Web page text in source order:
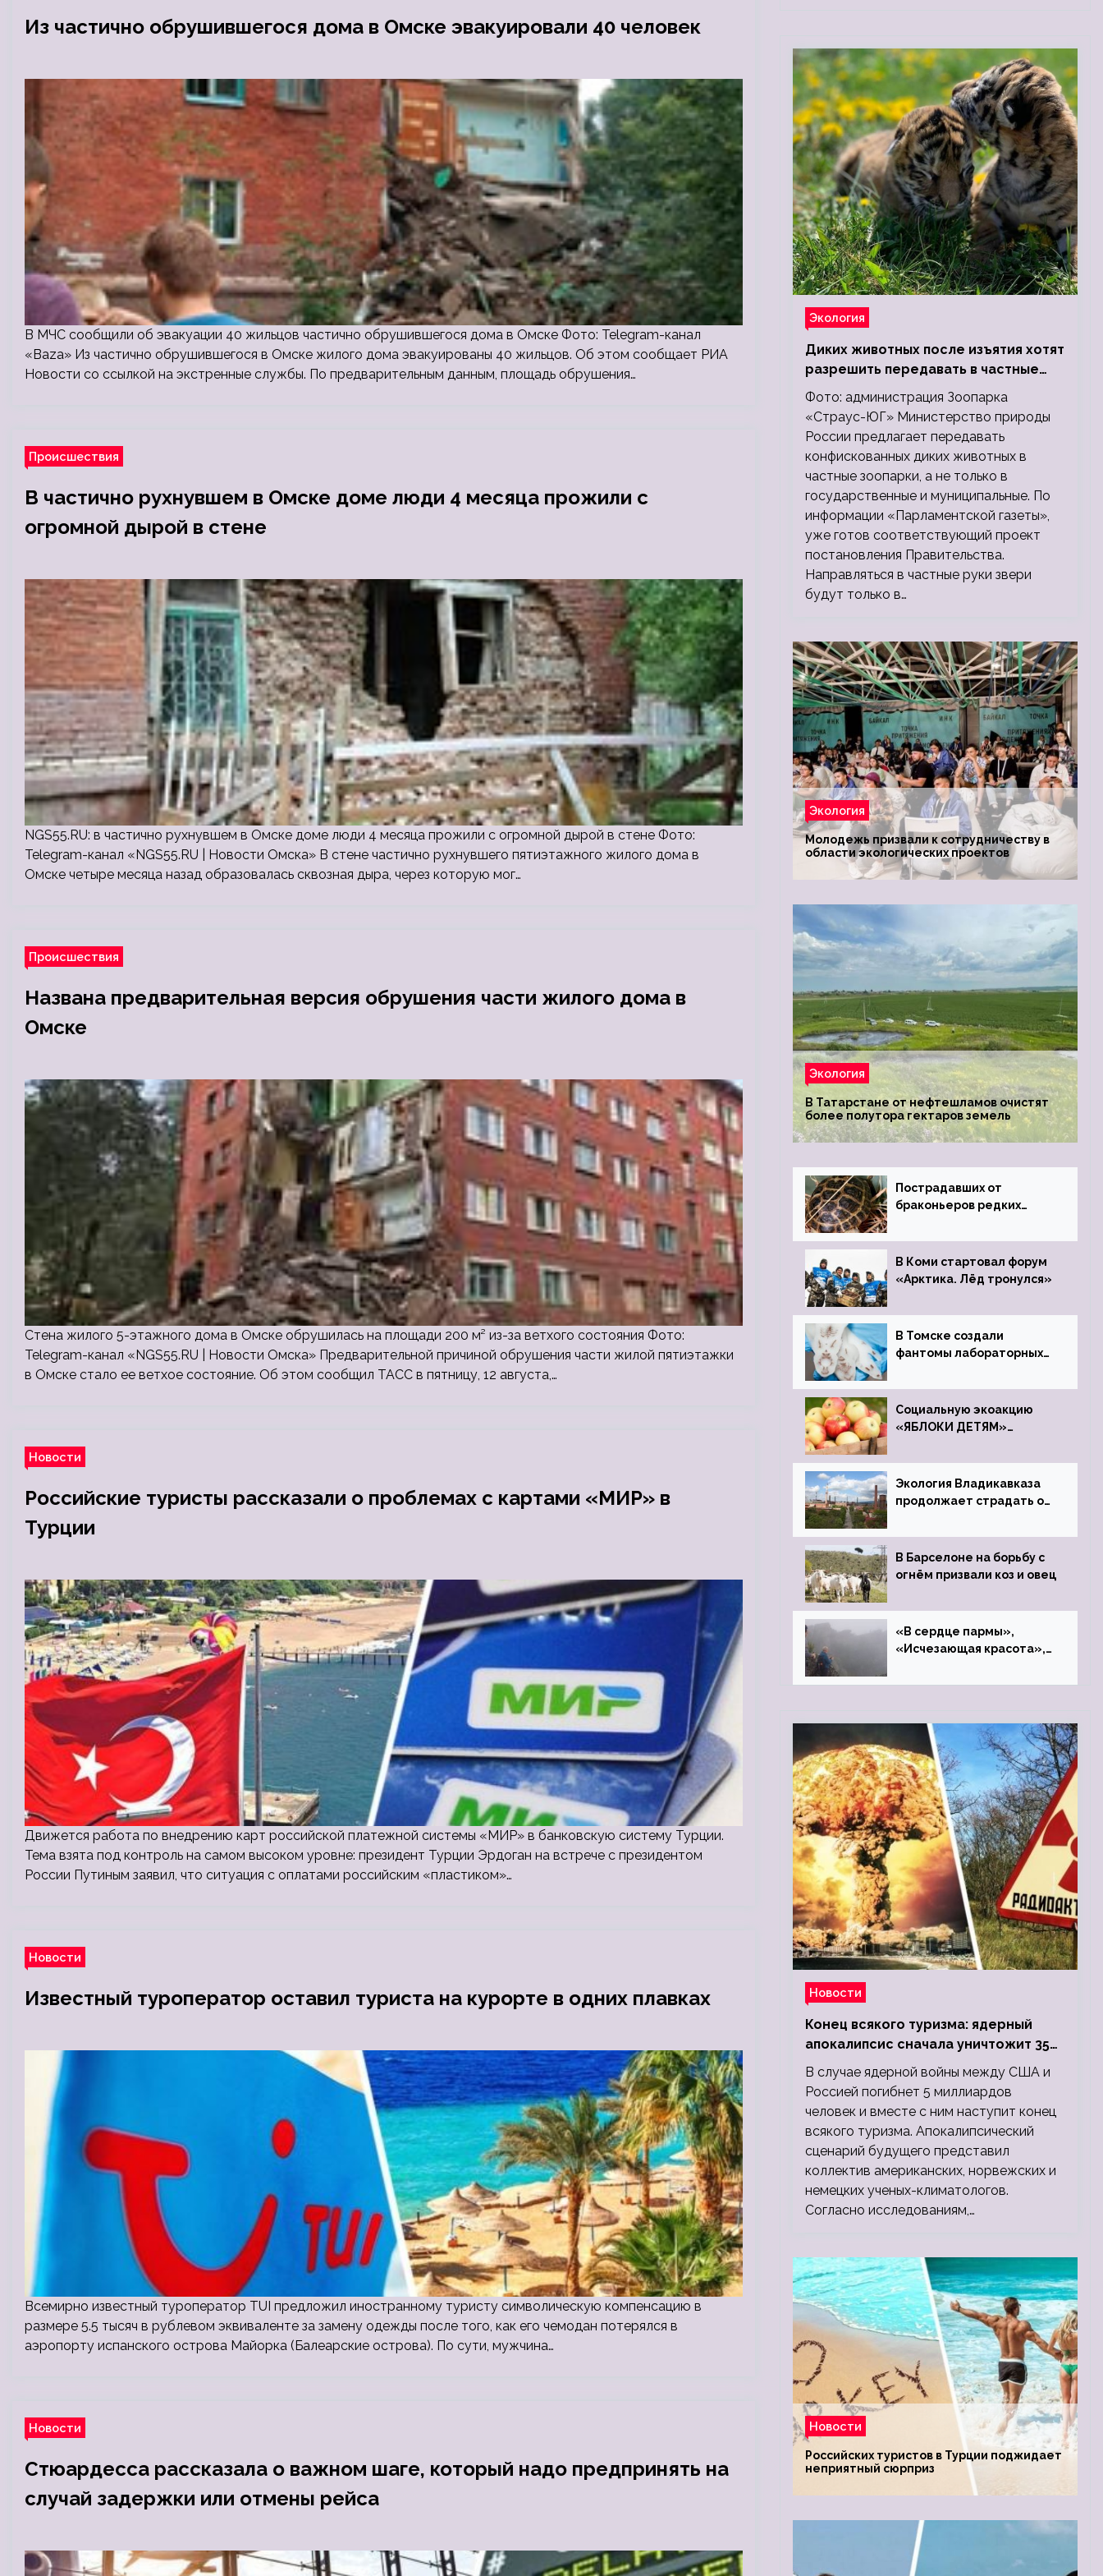
Из частично обрушившегося дома в Омске эвакуировали 40 человек
В МЧС сообщили об эвакуации 40 жильцов частично обрушившегося дома в Омске Фото: Telegram-канал
«Baza» Из частично обрушившегося в Омске жилого дома эвакуированы 40 жильцов. Об этом сообщает РИА
Новости со ссылкой на экстренные службы. По предварительным данным, площадь обрушения…
Происшествия
В частично рухнувшем в Омске доме люди 4 месяца прожили с
огромной дырой в стене
NGS55.RU: в частично рухнувшем в Омске доме люди 4 месяца прожили с огромной дырой в стене Фото:
Telegram-канал «NGS55.RU | Новости Омска» В стене частично рухнувшего пятиэтажного жилого дома в
Омске четыре месяца назад образовалась сквозная дыра, через которую мог…
Происшествия
Названа предварительная версия обрушения части жилого дома в
Омске
Стена жилого 5-этажного дома в Омске обрушилась на площади 200 м² из-за ветхого состояния Фото:
Telegram-канал «NGS55.RU | Новости Омска» Предварительной причиной обрушения части жилой пятиэтажки
в Омске стало ее ветхое состояние. Об этом сообщил ТАСС в пятницу, 12 августа,…
Новости
Российские туристы рассказали о проблемах с картами «МИР» в
Турции
Движется работа по внедрению карт российской платежной системы «МИР» в банковскую систему Турции.
Тема взята под контроль на самом высоком уровне: президент Турции Эрдоган на встрече с президентом
России Путиным заявил, что ситуация с оплатами российским «пластиком»…
Новости
Известный туроператор оставил туриста на курорте в одних плавках
Всемирно известный туроператор TUI предложил иностранному туристу символическую компенсацию в
размере 5.5 тысяч в рублевом эквиваленте за замену одежды после того, как его чемодан потерялся в
аэропорту испанского острова Майорка (Балеарские острова). По сути, мужчина…
Новости
Стюардесса рассказала о важном шаге, который надо предпринять на
случай задержки или отмены рейса
Экология
Диких животных после изъятия хотят
разрешить передавать в частные
зоопарки
Фото: администрация Зоопарка
«Страус-ЮГ» Министерство природы
России предлагает передавать
конфискованных диких животных в
частные зоопарки, а не только в
государственные и муниципальные. По
информации «Парламентской газеты»,
уже готов соответствующий проект
постановления Правительства.
Направляться в частные руки звери
будут только в…
Экология
Молодежь призвали к сотрудничеству в
области экологических проектов
Экология
В Татарстане от нефтешламов очистят
более полутора гектаров земель
Пострадавших от
браконьеров редких
Ростовский зоопарк
В Коми стартовал форум
«Арктика. Лёд тронулся»
В Томске создали
фантомы лабораторных
Социальную экоакцию
«ЯБЛОКИ ДЕТЯМ»
Экология Владикавказа
продолжает страдать от
завода
В Барселоне на борьбу с
огнём призвали коз и овец
«В сердце пармы»,
«Исчезающая красота»,
Новости
Конец всякого туризма: ядерный
апокалипсис сначала уничтожит 350
миллионов, а потом 5 миллиардов
людей
В случае ядерной войны между США и
Россией погибнет 5 миллиардов
человек и вместе с ним наступит конец
всякого туризма. Апокалипсический
сценарий будущего представил
коллектив американских, норвежских и
немецких ученых-климатологов.
Согласно исследованиям,…
Новости
Российских туристов в Турции поджидает
неприятный сюрприз